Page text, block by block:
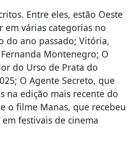
Entre eles, estão Oeste
em várias categorias no
do ano passado; Vitória,
Montenegro; O
do Urso de Prata do
O Agente Secreto, que
na edição mais recente do
o filme Manas, que recebeu
festivais de cinema